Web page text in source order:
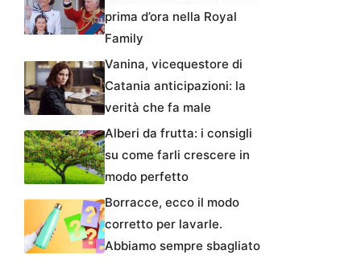
prima d’ora nella Royal
Family
Vanina, vicequestore di
Catania anticipazioni: la
verità che fa male
Alberi da frutta: i consigli
su come farli crescere in
modo perfetto
Borracce, ecco il modo
corretto per lavarle.
Abbiamo sempre sbagliato